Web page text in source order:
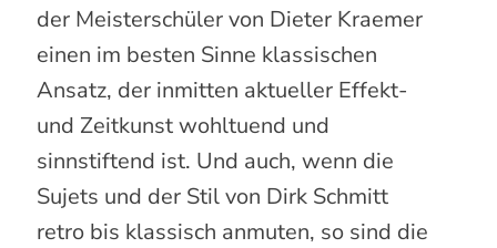
der Meisterschüler von Dieter Kraemer
einen im besten Sinne klassischen
Ansatz, der inmitten aktueller Effekt-
und Zeitkunst wohltuend und
sinnstiftend ist. Und auch, wenn die
Sujets und der Stil von Dirk Schmitt
retro bis klassisch anmuten, so sind die